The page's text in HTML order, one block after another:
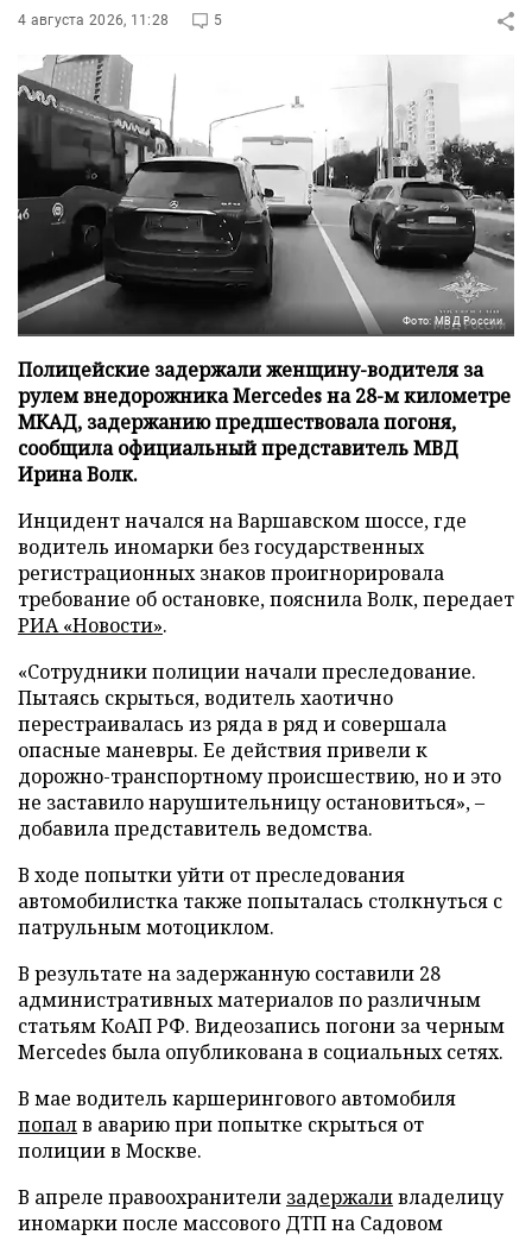
4 августа 2026, 11:28 5
Фото: МВД России
Полицейские задержали женщину-водителя за
рулем внедорожника Mercedes на 28-м километре
МКАД, задержанию предшествовала погоня,
сообщила официальный представитель МВД
Ирина Волк.
Инцидент начался на Варшавском шоссе, где
водитель иномарки без государственных
регистрационных знаков проигнорировала
требование об остановке, пояснила Волк, передает
РИА «Новости».
«Сотрудники полиции начали преследование.
Пытаясь скрыться, водитель хаотично
перестраивалась из ряда в ряд и совершала
опасные маневры. Ее действия привели к
дорожно-транспортному происшествию, но и это
не заставило нарушительницу остановиться», –
добавила представитель ведомства.
В ходе попытки уйти от преследования
автомобилистка также попыталась столкнуться с
патрульным мотоциклом.
В результате на задержанную составили 28
административных материалов по различным
статьям КоАП РФ. Видеозапись погони за черным
Mercedes была опубликована в социальных сетях.
В мае водитель каршерингового автомобиля
попалв аварию при попытке скрыться от
полиции в Москве.
В апреле правоохранители задержаливладелицу
иномарки после массового ДТП на Садовом